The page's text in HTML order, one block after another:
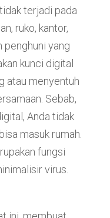
terjadi pada
ruko, kantor,
penghuni yang
kunci digital
atau menyentuh
Sebab,
Anda tidak
masuk rumah.
fungsi
virus.